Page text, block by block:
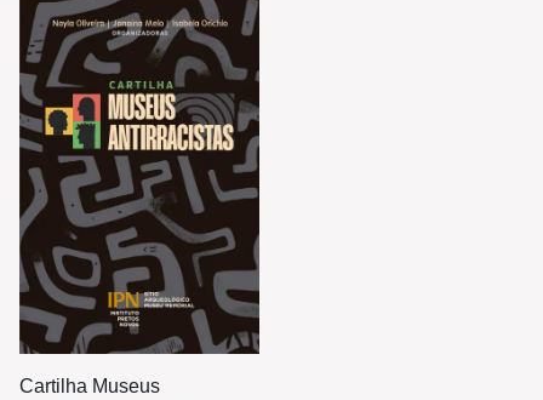
Cartilha Museus